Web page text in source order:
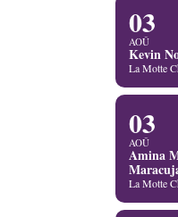
03
AOÛ
Kevin
La Motte
03
AOÛ
Amina
La Motte